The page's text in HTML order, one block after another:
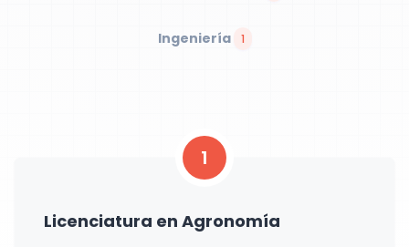
Ingeniería 1
1
Licenciatura en Agronomía